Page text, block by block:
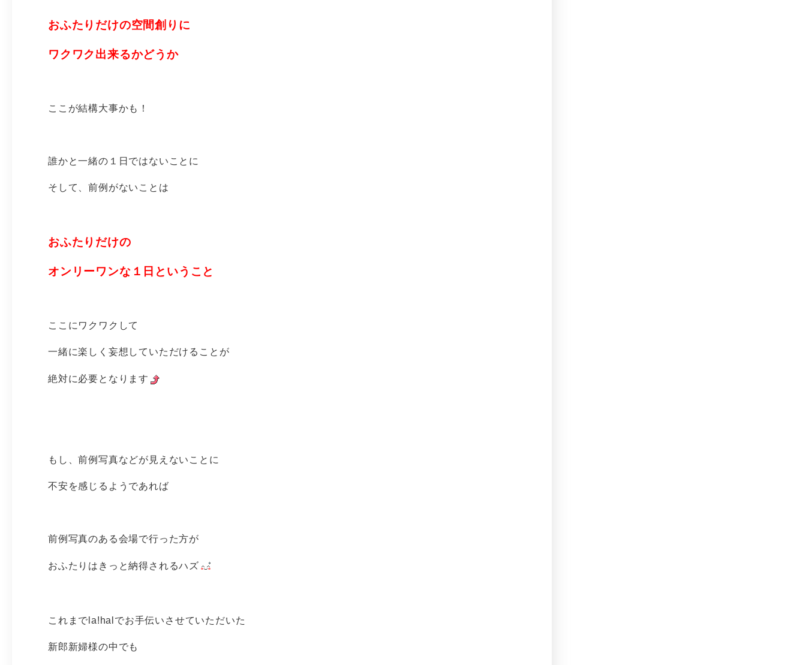
おふたりだけの空間創りに
ワクワク出来るかどうか
ここが結構大事かも！
誰かと一緒の１日ではないことに
そして、前例がないことは
おふたりだけの
オンリーワンな１日ということ
ここにワクワクして
一緒に楽しく妄想していただけることが
絶対に必要となります
もし、前例写真などが見えないことに
不安を感じるようであれば
前例写真のある会場で行った方が
おふたりはきっと納得されるハズ
これまでla!halでお手伝いさせていただいた
新郎新婦様の中でも